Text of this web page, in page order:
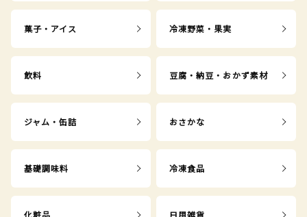
菓子・アイス 冷凍野菜・果実
飲料 豆腐・納豆・おかず素材
ジャム・缶詰 おさかな
基礎調味料 冷凍食品